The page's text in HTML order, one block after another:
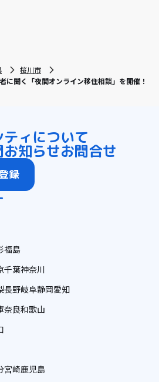
桜川市
に聞く「夜間オンライン移住相談」を開催！
ィについて
お知らせお問合せ
録
福島
千葉神奈川
長野岐阜静岡愛知
奈良和歌山
宮崎鹿児島